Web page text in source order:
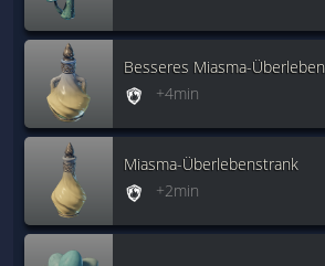
Besseres Miasma-
+4min
Miasma-Überlebenstrank
+2min